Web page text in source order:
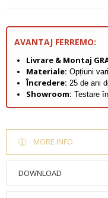
AVANTAJ FERREMO:
Livrare & Montaj
Materiale: Opțiuni
Încredere: 25 de ani
Showroom: Testare în
MORE INFO
DOWNLOAD